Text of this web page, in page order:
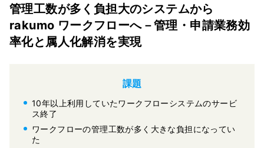
管理工数が多く負担大のシステムから
rakumo ワークフローへ－管理・申請業務効
率化と属人化解消を実現
課題
10年以上利用していたワークフローシステムのサービ
ス終了
ワークフローの管理工数が多く大きな負担になってい
た